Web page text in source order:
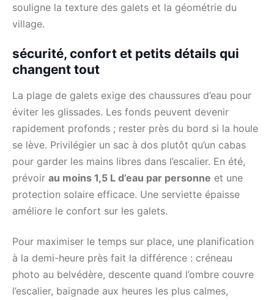
souligne la texture des galets et la géométrie du
village.
sécurité, confort et petits détails qui
changent tout
La plage de galets exige des chaussures d’eau pour
éviter les glissades. Les fonds peuvent devenir
rapidement profonds ; rester près du bord si la houle
se lève. Privilégier un sac à dos plutôt qu’un cabas
pour garder les mains libres dans l’escalier. En été,
prévoir au moins 1,5 L d’eau par personne et une
protection solaire efficace. Une serviette épaisse
améliore le confort sur les galets.
Pour maximiser le temps sur place, une planification
à la demi-heure près fait la différence : créneau
photo au belvédère, descente quand l’ombre couvre
l’escalier, baignade aux heures les plus calmes,